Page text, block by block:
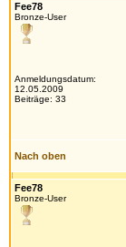
Fee78
Bronze-User
Anmeldungsdatum:
12.05.2009
Beiträge: 33
Nach oben
Fee78
Bronze-User